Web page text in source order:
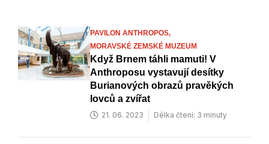
PAVILON ANTHROPOS,
MORAVSKÉ ZEMSKÉ MUZEUM
Když Brnem táhli mamuti! V
Anthroposu vystavují desítky
Burianových obrazů pravěkých
lovců a zvířat
21. 06. 2023 Délka čtení: 3 minuty